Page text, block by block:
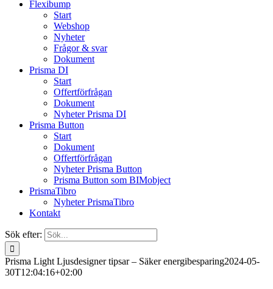
Flexibump
Start
Webshop
Nyheter
Frågor & svar
Dokument
Prisma DI
Start
Offertförfrågan
Dokument
Nyheter Prisma DI
Prisma Button
Start
Dokument
Offertförfrågan
Nyheter Prisma Button
Prisma Button som BIMobject
PrismaTibro
Nyheter PrismaTibro
Kontakt
Sök efter:
Prisma Light Ljusdesigner tipsar – Säker energibesparing2024-05-
30T12:04:16+02:00